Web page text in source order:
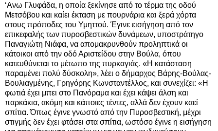
‘Ανω Γλυφάδα, η οποία ξεκίνησε από το τέρμα της οδού
Μετσόβου και καίει έκταση με πουρνάρια και ξερά χόρτα
στους πρόποδες του Υμηττού. Έγινε εισήγηση από τον
επικεφαλής των πυροσβεστικών δυνάμεων, υποστράτηγο
Παναγιώτη Νιάφα, να απομακρυνθούν προληπτικά οι
κάτοικοι από την οδό Αριστείδου στην Βούλα, όπου
κατευθύνεται το μέτωπο της πυρκαγιάς. «Η κατάσταση
παραμένει πολύ δύσκολη», λέει ο δήμαρχος Βάρης-Βούλας-
Βουλιαγμένης, Γρηγόρης Κωνσταντέλλος, και συνεχίζει: «Η
φωτιά έχει μπει στο Πανόραμα και έχει κάψει άλση και
παρκάκια, ακόμη και κάποιες τέντες, αλλά δεν έχουν καεί
σπίτια. Όπως έγινε γνωστό από την Πυροσβεστική, μέχρι
στιγμής δεν έχει φτάσει στα σπίτια, ωστόσο έγινε η εισήγηση